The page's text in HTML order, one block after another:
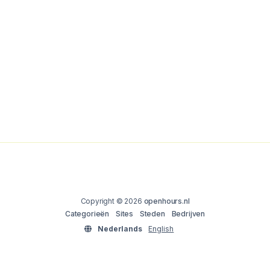
Copyright © 2026 openhours.nl
Categorieën
Sites Steden
Bedrijven
Nederlands
English